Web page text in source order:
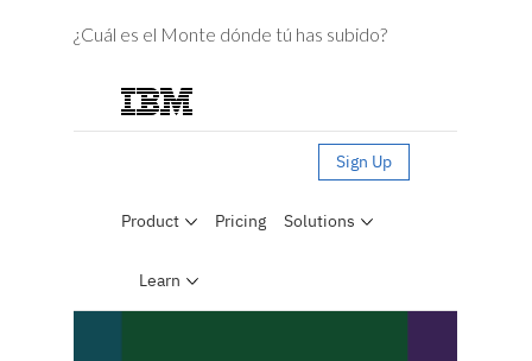
¿Cuál es el Monte dónde tú has subido?